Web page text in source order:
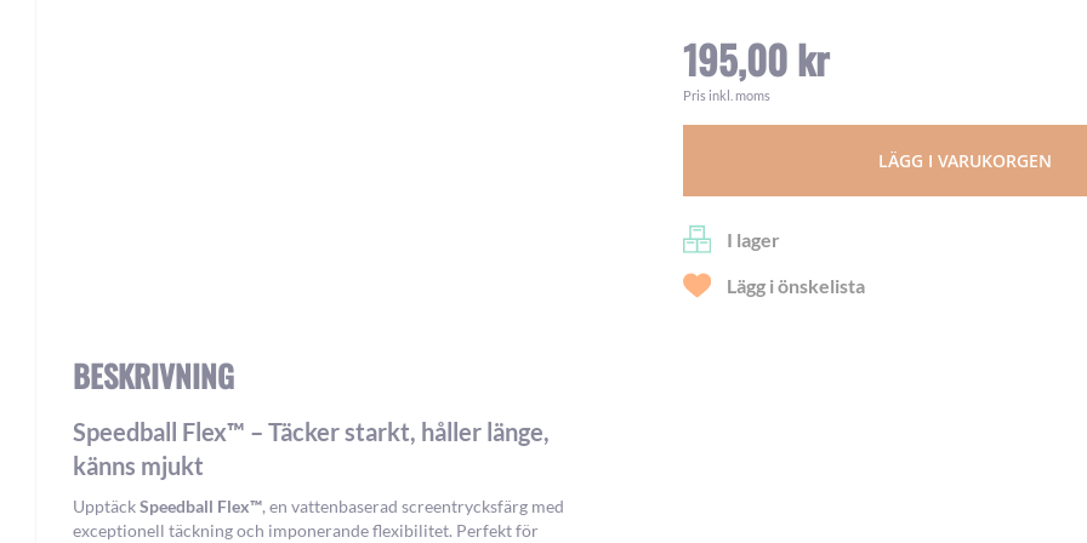
195,00 kr
Pris inkl. moms
LÄGG I VARUKORGEN
I lager
Lägg i önskelista
BESKRIVNING
Speedball Flex™ – Täcker starkt, håller länge,
känns mjukt
UpptäckSpeedball Flex™, en vattenbaserad screentrycksfärg med
exceptionell täckning och imponerande flexibilitet. Perfekt för